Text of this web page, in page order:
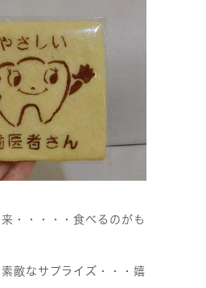
・・・・・食べるのがも
敵なサプライズ・・・嬉